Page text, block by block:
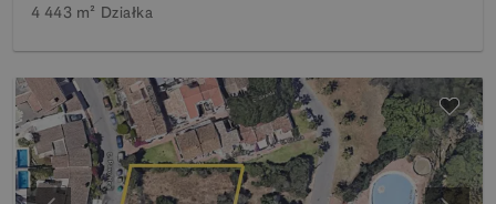
4 443 m² Działka